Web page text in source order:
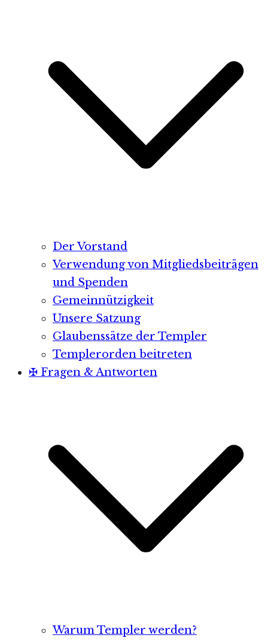
Der Vorstand
Verwendung von Mitgliedsbeiträgen
und Spenden
Gemeinnützigkeit
Unsere Satzung
Glaubenssätze der Templer
Templerorden beitreten
✠ Fragen & Antworten
Warum Templer werden?